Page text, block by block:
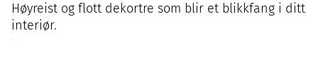
Høyreist og flott dekortre som blir et blikkfang i ditt
interiør.